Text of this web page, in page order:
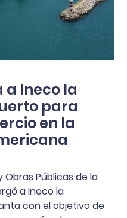
Ineco la
para
en la
Obras Públicas de la
a Ineco la
con el objetivo de